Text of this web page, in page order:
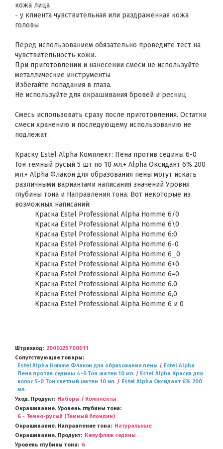
кожа лица
- у клиента чувствительная или раздраженная кожа
головы
Перед использованием обязательно проведите тест на
чувствительность кожи.
При приготовлении и нанесении смеси не используйте
металлические инструменты
Избегайте попадания в глаза.
Не используйте для окрашивания бровей и ресниц
Смесь использовать сразу после приготовления. Остатки
смеси хранению и последующему использованию не
подлежат.
Краску Estel Alpha Комплект: Пена против седины 6-0
Тон темный русый 5 шт по 10 мл.+ Alpha Оксидант 6% 200
мл.+ Alpha Флакон для образования пены могут искать
различными вариантами написания значений Уровня
глубины тона и Направления тона. Вот некоторые из
возможных написаний:
Краска Estel Professional Alpha Homme 6/0
Краска Estel Professional Alpha Homme 6\0
Краска Estel Professional Alpha Homme 6:0
Краска Estel Professional Alpha Homme 6-0
Краска Estel Professional Alpha Homme 6_0
Краска Estel Professional Alpha Homme 6+0
Краска Estel Professional Alpha Homme 6=0
Краска Estel Professional Alpha Homme 6.0
Краска Estel Professional Alpha Homme 6,0
Краска Estel Professional Alpha Homme 6 и 0
Штрихкод
2000225700011
Сопутствующие товары
Estel Alpha Homme Флакон для образования пены / Estel Alpha
Пена против седины 4-0 Тон шатен 10 мл./ Estel Alpha Краска для
волос 5-0 Тон светлый шатен 10 мл. / Estel Alpha Оксидант 6% 200
мл.
Уход. Продукт
Наборы / Комплекты
Окрашивание. Уровень глубины тона
6 - Темно-русый (Темный блондин)
Окрашивание. Направление тона
Натуральные
Окрашивание. Продукт
Камуфляж седины
Уровень глубины тона
6